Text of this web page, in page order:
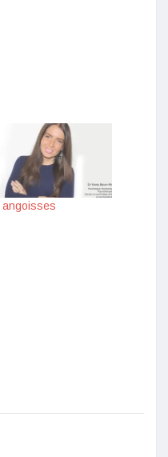
angoisses